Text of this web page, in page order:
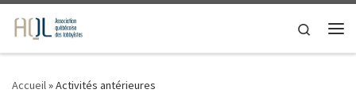
Passer au contenu
Search
Accueil»Activités antérieures